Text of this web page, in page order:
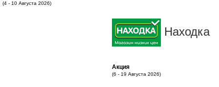
(4 - 10 Августа 2026)
Находка
Акция
(6 - 19 Августа 2026)